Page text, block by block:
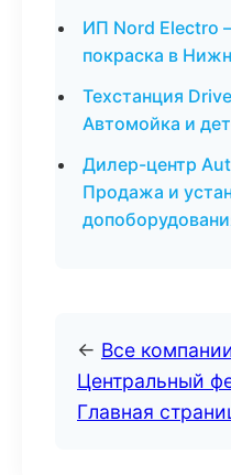
ИП Nord Electro
покраска в
Техстанция
Автомойка и
Дилер-центр
Продажа и
← Все
Центральный
Главная